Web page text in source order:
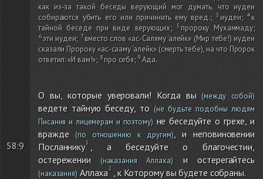
как из-за такой беседы верующий мог думать, что иудеи
собираются убить его или причинить ему вред.; иудеи;
к
тайной беседе при виде верующих; пророку Мухаммаду;
эти иудеи; вместо слов «ас-Саляму ‘алейк» (Мир тебе!) иудеи
сказали Пророку «ас-сааму ‘алейк»(смерть тебе), на что Пророк
ответил: «И вам!»; про себя; Ада.
58:9
О вы, которые уверовали! Когда вы(между собой)
ведете тайную беседу, то (не будьте подобны людям
Писания и лицемерам и поэтому)не беседуйте о грехе, и
вражде(по отношению к другим), и неповиновении
Посланнику
, а беседуйте о благочестии,
остережении(наказания Аллаха)и остерегайтесь
(наказания)Аллаха , к Которому вы будете собраны.